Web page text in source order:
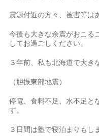
震源付近の方々、被害等は
今後も大きな余震がおこる
してお過ごしください。
３年前、私も北海道で大き
（胆振東部地震）
停電、食料不足、水不足と
す。
３日間は塾で寝泊まりもし